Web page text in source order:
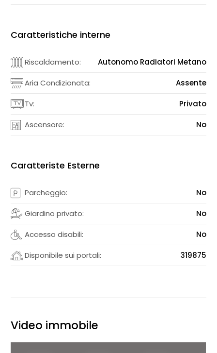
Caratteristiche interne
Riscaldamento: Autonomo Radiatori Metano
Aria Condizionata: Assente
Tv: Privato
Ascensore: No
Caratteriste Esterne
Parcheggio: No
Giardino privato: No
Accesso disabili: No
Disponibile sui portali: 319875
Video immobile